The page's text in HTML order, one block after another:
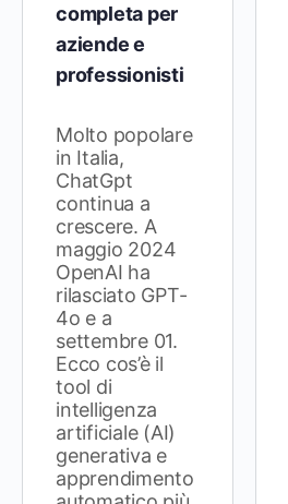
completa per
aziende e
professionisti
Molto popolare
in Italia,
ChatGpt
continua a
crescere. A
maggio 2024
OpenAI ha
rilasciato GPT-
4o e a
settembre 01.
Ecco cos’è il
tool di
intelligenza
artificiale (AI)
generativa e
apprendimento